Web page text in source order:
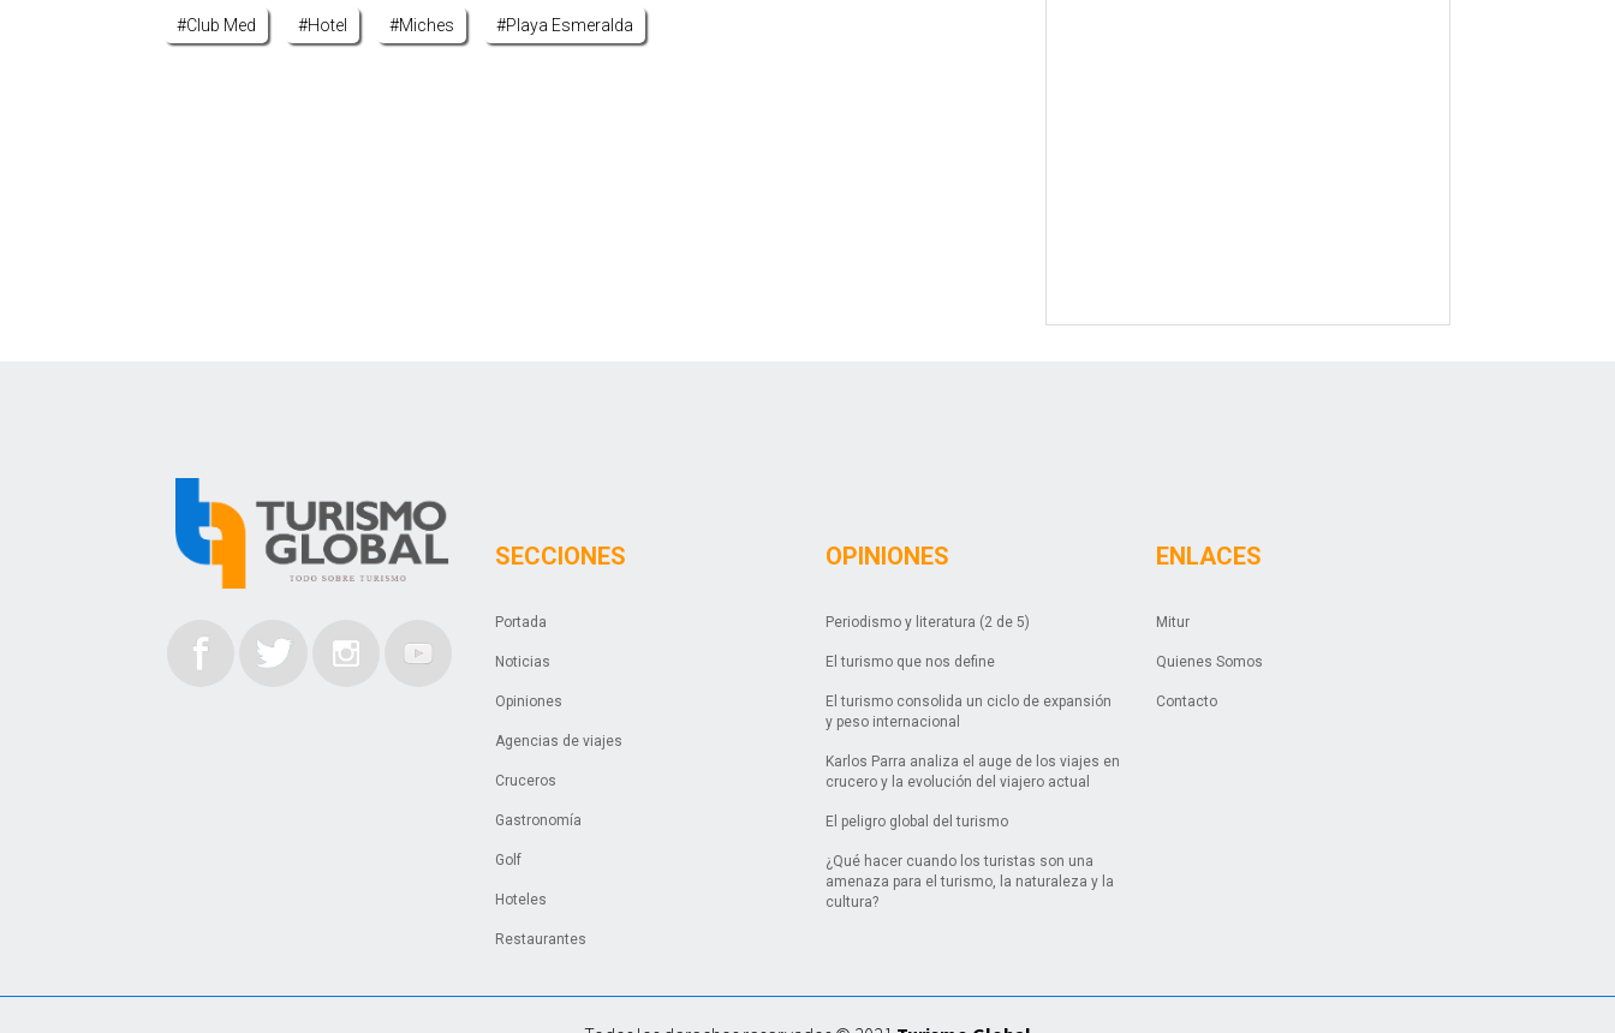
#club Med #hotel #miches #playa Esmeralda
SECCIONES
Portada
Noticias
Opiniones
Agencias de viajes
Cruceros
Gastronomía
Golf
Hoteles
Restaurantes
OPINIONES
Periodismo y literatura (2 de 5)
El turismo que nos define
El turismo consolida un ciclo de expansión
y peso internacional
Karlos Parra analiza el auge de los viajes en
crucero y la evolución del viajero actual
El peligro global del turismo
¿Qué hacer cuando los turistas son una
amenaza para el turismo, la naturaleza y la
cultura?
ENLACES
Mitur
Quienes Somos
Contacto